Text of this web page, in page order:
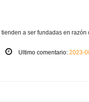
a ser fundadas en
Ultimo comentario: 2023-